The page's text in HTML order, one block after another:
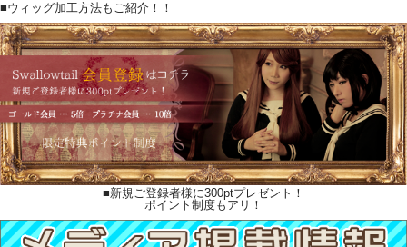
■ウィッグ加工方法もご紹介！！
■新規ご登録者様に300ptプレゼント！
ポイント制度もアリ！